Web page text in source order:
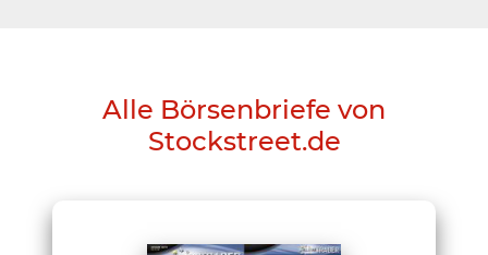
Alle Börsenbriefe von
Stockstreet.de